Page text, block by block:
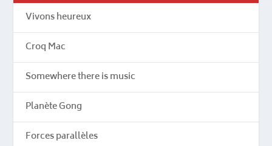
Vivons heureux
Croq Mac
Somewhere there is music
Planète Gong
Forces parallèles